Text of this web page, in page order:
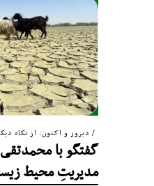
دیروز و اکنون: از نگاه
گفتگو با
مدیریتِ محیط